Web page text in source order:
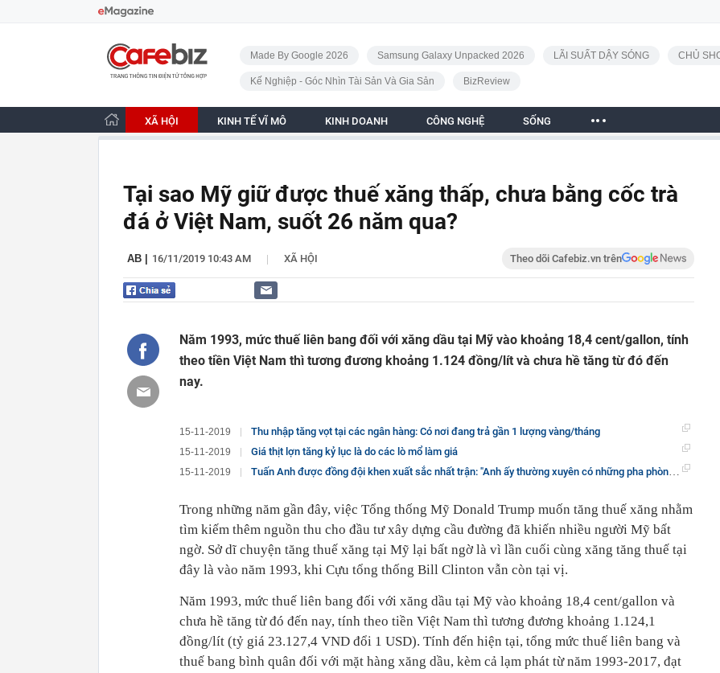
CafeBiz - Trang chủ
Made By Google 2026 Samsung Galaxy Unpacked 2026 LÃI SUẤT DẬY SÓNG CHỦ
Kế Nghiệp - Góc Nhìn Tài Sản Và Gia Sản BizReview
XÃ HỘI KINH TẾ VĨ MÔ KINH DOANH CÔNG NGHỆ SỐNG
Tại sao Mỹ giữ được thuế xăng thấp, chưa bằng cốc trà
đá ở Việt Nam, suốt 26 năm qua?
AB 16/11/2019 10:43 AM | XÃ HỘI Theo dõi Cafebiz.vn trên
Năm 1993, mức thuế liên bang đối với xăng dầu tại Mỹ vào khoảng 18,4 cent/gallon, tính
theo tiền Việt Nam thì tương đương khoảng 1.124 đồng/lít và chưa hề tăng từ đó đến
nay.
15-11-2019 Thu nhập tăng vọt tại các ngân hàng: Có nơi đang trả gần 1 lượng vàng/tháng
15-11-2019 Giá thịt lợn tăng kỷ lục là do các lò mổ làm giá
15-11-2019 Tuấn Anh được đồng đội khen xuất sắc nhất trận: "Anh ấy thường xuyên có những pha phòng ngự dũng cảm"
Trong những năm gần đây, việc Tổng thống Mỹ Donald Trump muốn tăng thuế xăng nhằm
tìm kiếm thêm nguồn thu cho đầu tư xây dựng cầu đường đã khiến nhiều người Mỹ bất
ngờ. Sở dĩ chuyện tăng thuế xăng tại Mỹ lại bất ngờ là vì lần cuối cùng xăng tăng thuế tại
đây là vào năm 1993, khi Cựu tổng thống Bill Clinton vẫn còn tại vị.
Năm 1993, mức thuế liên bang đối với xăng dầu tại Mỹ vào khoảng 18,4 cent/gallon và
chưa hề tăng từ đó đến nay, tính theo tiền Việt Nam thì tương đương khoảng 1.124,1
đồng/lít (tỷ giá 23.127,4 VND đổi 1 USD). Tính đến hiện tại, tổng mức thuế liên bang và
thuế bang bình quân đối với mặt hàng xăng dầu, kèm cả lạm phát từ năm 1993-2017, đạt